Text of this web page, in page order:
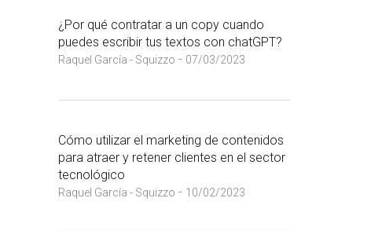
¿Por qué contratar a un copy cuando
puedes escribir tus textos con chatGPT?
Raquel García - Squizzo - 07/03/2023
Cómo utilizar el marketing de contenidos
para atraer y retener clientes en el sector
tecnológico
Raquel García - Squizzo - 10/02/2023